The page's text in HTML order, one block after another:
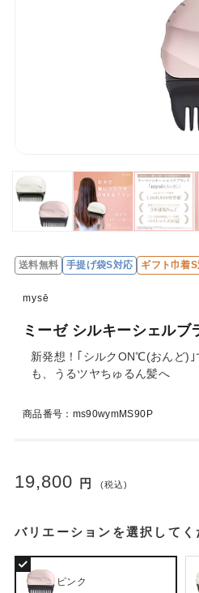
送料無料 手提げ袋S対応 ギフト巾着
mysē
ミーゼ シルキーシェルブ
新発想！｢シルクON℃(おんど)｣
も、うるツヤちゅるん髪へ
商品番号：ms90wymMS90P
19,800 円 (税込)
バリエーションを選択してく
ピンク